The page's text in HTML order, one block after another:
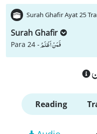
Surah Ghafir Ayat 25
Surah Ghafir
Para 24 -فَمَنْ اَظْلَمُ
Reading